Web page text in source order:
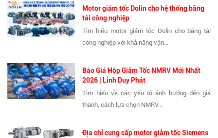
Motor giảm tốc Dolin cho hệ thống băng
tải công nghiệp
Tìm hiểu motor giảm tốc Dolin cho băng tải
công nghiệp với khả năng vận...
Báo Giá Hộp Giảm Tốc NMRV Mới Nhất
2026 | Linh Duy Phát
Tìm hiểu về các yếu tố ảnh hưởng đến giá
thành, cách lựa chọn NMRV...
Địa chỉ cung cấp motor giảm tốc Siemens